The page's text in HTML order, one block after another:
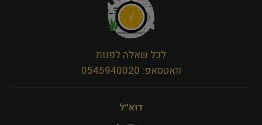
לכל שאלה לפנות
וואטסאפ: 0545940020
דוא״ל